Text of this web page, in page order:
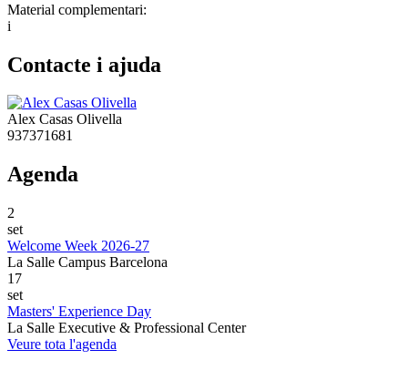
Material complementari:
i
Contacte i ajuda
Alex Casas Olivella
937371681
Agenda
2
set
Welcome Week 2026-27
La Salle Campus Barcelona
17
set
Masters' Experience Day
La Salle Executive & Professional Center
Veure tota l'agenda